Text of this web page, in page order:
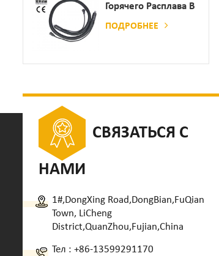
Горячего Расплава В
Сочетании С
ПОДРОБНЕЕ
СВЯЗАТЬСЯ С
НАМИ
1#,DongXing Road,DongBian,FuQian
Town, LiCheng
District,QuanZhou,Fujian,China
Тел : +86-13599291170